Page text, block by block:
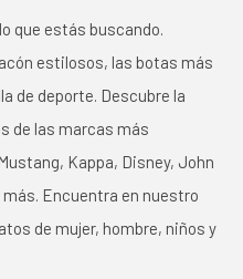
que estás buscando.
estilosos, las botas más
de deporte. Descubre la
de las marcas más
Kappa, Disney, John
Encuentra en nuestro
de mujer, hombre, niños y